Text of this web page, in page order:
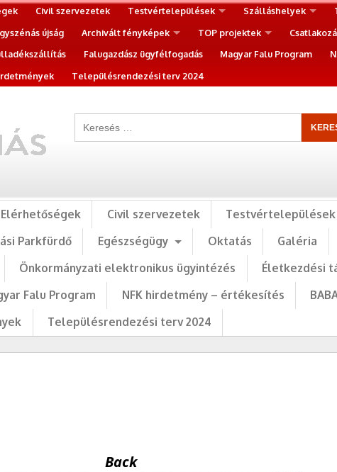
Civil szervezetek Testvértelepülések Szálláshelyek
újság Archivált fényképek TOP projektek
Falugazdász ügyfélfogadás Magyar Falu Program
Településrendezési terv 2024
Elérhetőségek Civil szervezetek Testvértelepülések
Parkfürdő Egészségügy Oktatás Galéria
Önkormányzati elektronikus ügyintézés Életkezdési
Falu Program NFK hirdetmény – értékesítés
Településrendezési terv 2024
Back